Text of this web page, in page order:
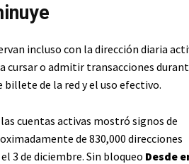
incluso con la dirección diaria
cursar o admitir transacciones
billete de la red y el uso efectivo.
cuentas activas mostró signos de
de 830,000 direcciones
3 de diciembre. Sin bloqueo Desde